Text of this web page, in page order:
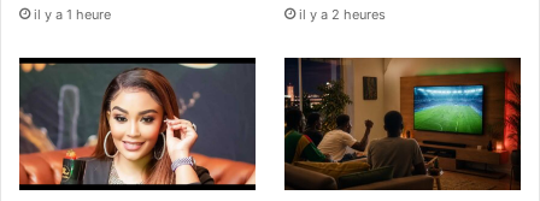
il y a 1 heure il y a 2 heures